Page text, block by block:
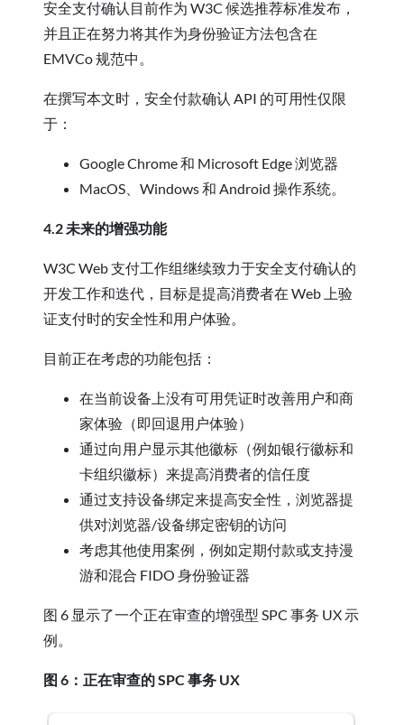
安全支付确认目前作为 W3C 候选推荐标准发布，
并且正在努力将其作为身份验证方法包含在
EMVCo 规范中。
在撰写本文时，安全付款确认 API 的可用性仅限
于：
Google Chrome 和 Microsoft Edge 浏览器
MacOS、Windows 和 Android 操作系统。
4.2 未来的增强功能
W3C Web 支付工作组继续致力于安全支付确认的
开发工作和迭代，目标是提高消费者在 Web 上验
证支付时的安全性和用户体验。
目前正在考虑的功能包括：
在当前设备上没有可用凭证时改善用户和商
家体验（即回退用户体验）
通过向用户显示其他徽标（例如银行徽标和
卡组织徽标）来提高消费者的信任度
通过支持设备绑定来提高安全性，浏览器提
供对浏览器/设备绑定密钥的访问
考虑其他使用案例，例如定期付款或支持漫
游和混合 FIDO 身份验证器
图 6 显示了一个正在审查的增强型 SPC 事务 UX 示
例。
图 6：正在审查的 SPC 事务 UX